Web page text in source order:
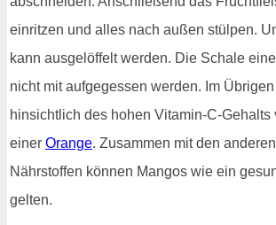
einritzen und alles nach außen stülpen.
kann ausgelöffelt werden. Die Schale
nicht mit aufgegessen werden. Im
hinsichtlich des hohen Vitamin-C-Gehalts
einer Orange. Zusammen mit den
Nährstoffen können Mangos wie ein
gelten.